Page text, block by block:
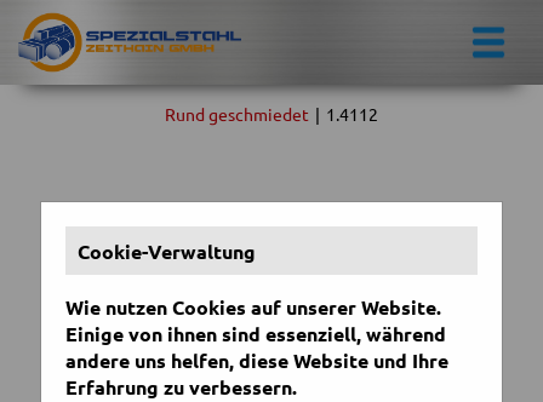
Rund geschmiedet | 1.4112
Cookie-Verwaltung
Wie nutzen Cookies auf unserer Website.
Einige von ihnen sind essenziell, während
andere uns helfen, diese Website und Ihre
Erfahrung zu verbessern.